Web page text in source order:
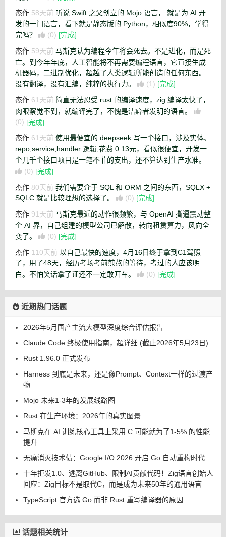
杰作 58天前 听说 Swift 之父创立的 Mojo 语言， 就是为 AI 开
发的一门语言，看下就是静态版的 Python，相似度90%，学得
完吗？
(0) [完成]
杰作 59天前 马斯克认为编程今年将会死去。不是进化，而是死
亡。到今年年底，人工智能将不再需要编程语言，它直接生成
机器码，二进制优化，超越了人类逻辑所能创造的任何东西。
没有翻译，没有汇编，纯粹的执行力。
(1) [完成]
杰作 61天前 简直无法忍受 rust 的编译速度，zig 编译太快了，
肉眼察觉不到，就编译完了，不愧是洁癖者发明的语言。
(0) [完成]
杰作 61天前 使用最便宜的 deepseek 写一个接口，涉及实体、
repo,service,handler 逻辑,花费 0.13元，看似很便宜，开发一
个几千个接口项目是一笔不菲的支出，还不算达到生产水准。
(0) [完成]
杰作 80天前 我们需要介于 SQL 和 ORM 之间的东西，SQLX +
SQLC 就是比较理想的选择了。
(0) [完成]
杰作 91天前 马斯克最近的动作很频繁，与 OpenAI 撕逼震动整
个 AI 界，自己组建的模型公司已解散，转向租赁算力，风向全
变了。
(0) [完成]
杰作 110天前 以自己最快的速度，4月16日终于拿到C1驾照
了，用了48天，经历考场考前煎熬的等待，考过的人应该明
白。不怕笑话拿了证还不一定敢开车。
(0) [完成]
近期热门话题
2026年5月国产主流大模型深度综合评估报告
Claude Code 终极使用指南，超详细 (截止2026年5月23日)
Rust 1.96.0 正式发布
Harness 到底是未来，还是像Prompt、Context一样的过渡产
物
Mojo 未来1-3年的发展线路图
Rust 在生产环境：2026年的真实图景
马斯克在 AI 训练核心工具上采用 C 可能就为了1-5% 的性能
提升
无痛消灭技术债：Google I/O 2026 开启 Go 自动重构时代
十年拒发1.0、逃离GitHub、限制AI贡献代码！Zig语言创始人
回应：Zig目标不是取代C，而是成为未来50年的通用语言
TypeScript 官方选 Go 而非 Rust 重写编译器的原因
话题相关统计